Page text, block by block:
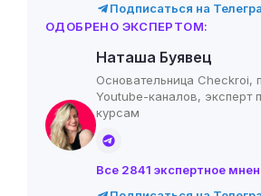
Подписаться на
ОДОБРЕНО ЭКСПЕРТОМ:
Наташа Буявец
Основательница Checkroi,
Youtube-каналов, эксперт
курсам
Все 2841 экспертное